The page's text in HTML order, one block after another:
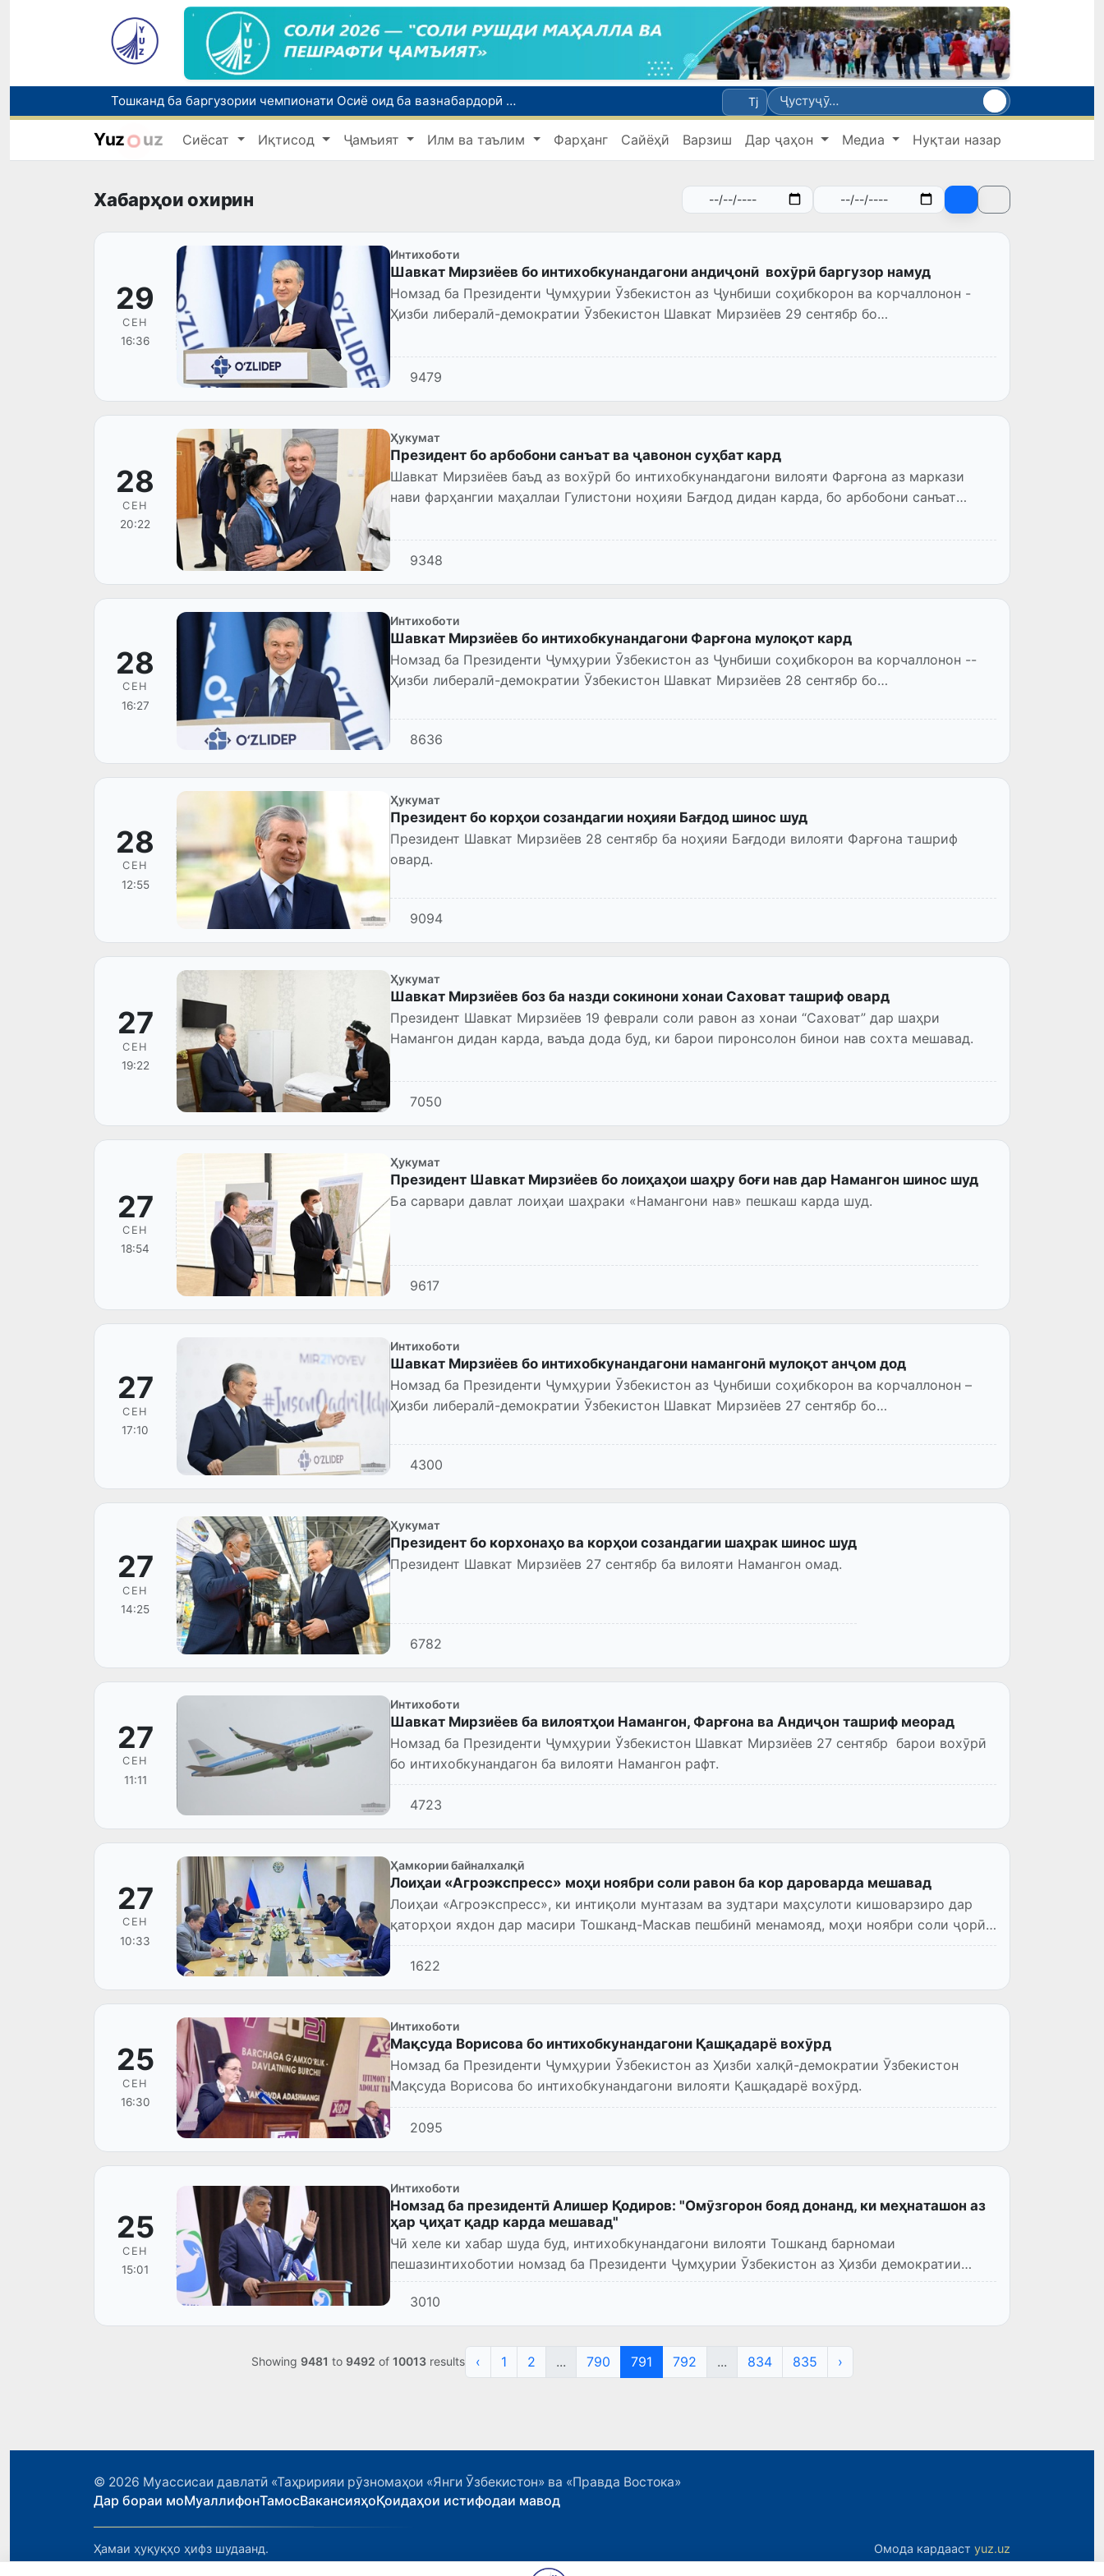
Тошканд ба баргузории чемпионати Осиё оид ба вазнабардорӣ омодагӣ мебинад
Шаҳрвандони Ӯзбекистон метавонанд дар доираи барномаи H-2A ба корҳои мавсимии кишоварзӣ дар ИМА сафарбар шаванд
Tj
Yuz uz Сиёсат Иқтисод Ҷамъият Илм ва таълим Фарҳанг Сайёҳӣ Варзиш Дар ҷаҳон Медиа Нуқтаи назар
Хабарҳои охирин
29
СЕН
16:36
Интихоботи
Шавкат Мирзиёев бо интихобкунандагони андиҷонӣ вохӯрӣ баргузор намуд
Номзад ба Президенти Ҷумҳурии Ӯзбекистон аз Ҷунбиши соҳибкорон ва корчаллонон -
Ҳизби либералӣ-демократии Ӯзбекистон Шавкат Мирзиёев 29 сентябр бо
9479
28
СЕН
20:22
Ҳукумат
Президент бо арбобони санъат ва ҷавонон суҳбат кард
Шавкат Мирзиёев баъд аз вохӯрӣ бо интихобкунандагони вилояти Фарғона аз маркази
нави фарҳангии маҳаллаи Гулистони ноҳияи Бағдод дидан карда, бо арбобони санъат
9348
28
СЕН
16:27
Интихоботи
Шавкат Мирзиёев бо интихобкунандагони Фарғона мулоқот кард
Номзад ба Президенти Ҷумҳурии Ӯзбекистон аз Ҷунбиши соҳибкорон ва корчаллонон --
Ҳизби либералӣ-демократии Ӯзбекистон Шавкат Мирзиёев 28 сентябр бо
8636
28
СЕН
12:55
Ҳукумат
Президент бо корҳои созандагии ноҳияи Бағдод шинос шуд
Президент Шавкат Мирзиёев 28 сентябр ба ноҳияи Бағдоди вилояти Фарғона ташриф
овард.
9094
27
СЕН
19:22
Ҳукумат
Шавкат Мирзиёев боз ба назди сокинони хонаи Саховат ташриф овард
Президент Шавкат Мирзиёев 19 феврали соли равон аз хонаи “Саховат” дар шаҳри
Намангон дидан карда, ваъда дода буд, ки барои пиронсолон бинои нав сохта мешавад.
7050
27
СЕН
18:54
Ҳукумат
Президент Шавкат Мирзиёев бо лоиҳаҳои шаҳру боғи нав дар Намангон шинос шуд
Ба сарвари давлат лоиҳаи шаҳраки «Намангони нав» пешкаш карда шуд.
9617
27
СЕН
17:10
Интихоботи
Шавкат Мирзиёев бо интихобкунандагони намангонӣ мулоқот анҷом дод
Номзад ба Президенти Ҷумҳурии Ӯзбекистон аз Ҷунбиши соҳибкорон ва корчаллонон –
Ҳизби либералӣ-демократии Ӯзбекистон Шавкат Мирзиёев 27 сентябр бо
4300
27
СЕН
14:25
Ҳукумат
Президент бо корхонаҳо ва корҳои созандагии шаҳрак шинос шуд
Президент Шавкат Мирзиёев 27 сентябр ба вилояти Намангон омад.
6782
27
СЕН
11:11
Интихоботи
Шавкат Мирзиёев ба вилоятҳои Намангон, Фарғона ва Андиҷон ташриф меорад
Номзад ба Президенти Ҷумҳурии Ўзбекистон Шавкат Мирзиёев 27 сентябр барои вохӯрӣ
бо интихобкунандагон ба вилояти Намангон рафт.
4723
27
СЕН
10:33
Ҳамкории байналхалқӣ
Лоиҳаи «Агроэкспресс» моҳи ноябри соли равон ба кор дароварда мешавад
Лоиҳаи «Агроэкспресс», ки интиқоли мунтазам ва зудтари маҳсулоти кишоварзиро дар
қаторҳои яхдон дар масири Тошканд-Маскав пешбинӣ менамояд, моҳи ноябри соли ҷорӣ
ба кор оғоз мекуна...
1622
25
СЕН
16:30
Интихоботи
Мақсуда Ворисова бо интихобкунандагони Қашқадарё вохӯрд
Номзад ба Президенти Ҷумҳурии Ӯзбекистон аз Ҳизби халқӣ-демократии Ӯзбекистон
Мақсуда Ворисова бо интихобкунандагони вилояти Қашқадарё вохӯрд.
2095
25
СЕН
15:01
Интихоботи
Номзад ба президентӣ Алишер Қодиров: "Омӯзгорон бояд донанд, ки меҳнаташон аз
ҳар ҷиҳат қадр карда мешавад"
Чӣ хеле ки хабар шуда буд, интихобкунандагони вилояти Тошканд барномаи
пешазинтихоботии номзад ба Президенти Ҷумҳурии Ӯзбекистон аз Ҳизби демократии
"Миллий тикланиш" Алишер Қодиро...
3010
Showing 9481 to 9492 of 10013results ‹ 1 2 ... 790 791 792 ... 834 835 ›
© 2026 Муассисаи давлатӣ «Таҳририяи рӯзномаҳои «Янги Ӯзбекистон» ва «Правда Востока»
Дар бораи моМуаллифонТамосВакансияҳоҚоидаҳои истифодаи мавод
Ҳамаи ҳуқуқҳо ҳифз шудаанд. Омода кардааст yuz.uz